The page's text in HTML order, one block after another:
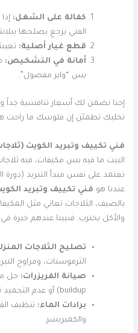
كفالة على الشغل:
الفني يرجع يصلحها
قطع غيار أصلية:
أمانة في التشخيص:
بس “واير مفصول”.
إحنا نضمن لك أسعار تنافسية جداً
تخليك تطمئن إن فلوسك ما راحت
فني تكييف وتبريد الكويت
البيت ما فيه بس مكيفات، فيه
تعتمد على نفس مبدأ التبريد (دورة
عندنا هو فني تكييف وتبريد
بالصيف، الثلاجات تعاني مثل
والأكل يخترب. فنيينا عندهم خبرة في:
تصليح الثلاجات
الثرموستات، ومراوح
صيانة الفريزرات:
buildup) أو عدم التجميد نهائياً.
برادات الماء: تنظيف
والكمبريسر.